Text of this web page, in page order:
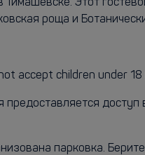
Этот
роща и
accept children under
доступ
парковка.